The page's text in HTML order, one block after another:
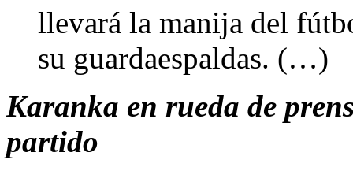
llevará la manija del
su guardaespaldas. (…)
Karanka en rueda de
partido